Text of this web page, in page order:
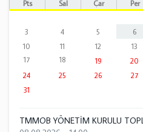
Pts Sal Çar Per
3
4 5 6
10
11 12 13
17
18 19 20
24
25 26 27
31
TMMOB YÖNETİM KURULU